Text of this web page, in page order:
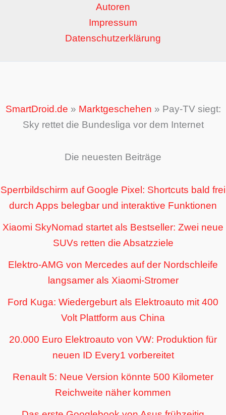
Autoren
Impressum
Datenschutzerklärung
SmartDroid.de » Marktgeschehen » Pay-TV siegt:
Sky rettet die Bundesliga vor dem Internet
Die neuesten Beiträge
Sperrbildschirm auf Google Pixel: Shortcuts bald frei
durch Apps belegbar und interaktive Funktionen
Xiaomi SkyNomad startet als Bestseller: Zwei neue
SUVs retten die Absatzziele
Elektro-AMG von Mercedes auf der Nordschleife
langsamer als Xiaomi-Stromer
Ford Kuga: Wiedergeburt als Elektroauto mit 400
Volt Plattform aus China
20.000 Euro Elektroauto von VW: Produktion für
neuen ID Every1 vorbereitet
Renault 5: Neue Version könnte 500 Kilometer
Reichweite näher kommen